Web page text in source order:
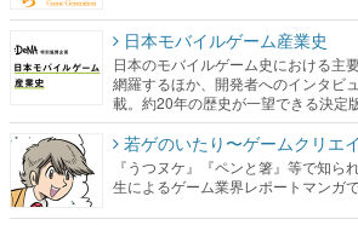
日本モバイルゲーム産業史
日本のモバイルゲーム史における主
網羅するほか、開発者へのインタビ
載。約20年の歴史が一望できる決定
若ゲのいたり〜ゲームクリエ
『うつヌケ』『ペンと箸』等で知ら
生によるゲーム業界レポートマンガで